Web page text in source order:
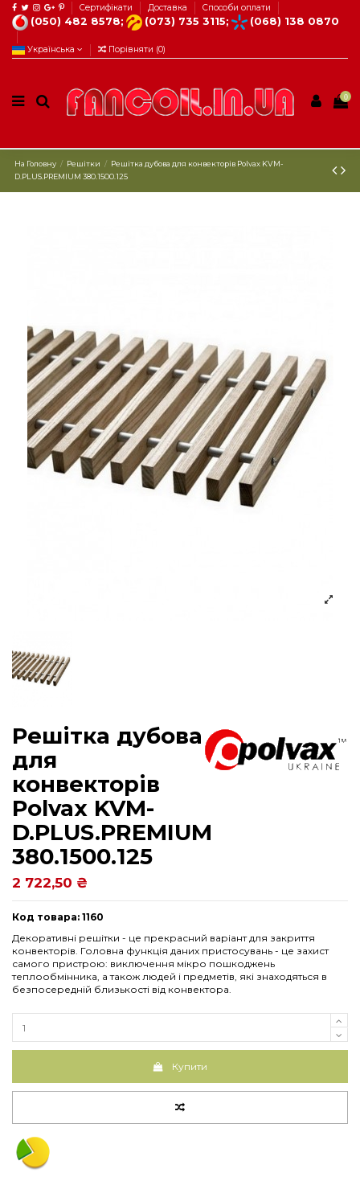
Сертифікати Доставка Способи оплати
(050) 482 8578; (073) 735 3115; (068) 138 0870
Українська Порівняти (0)
0
На Головну Решітки
Решітка дубова для конвекторів Рolvax KVM-
D.PLUS.PREMIUM 380.1500.125
Решітка дубова
для
конвекторів
Рolvax KVM-
D.PLUS.PREMIUM
380.1500.125
2 722,50 ₴
Код товара: 1160
Декоративні решітки - це прекрасний варіант для закриття
конвекторів. Головна функція даних пристосувань - це захист
самого пристрою: виключення мікро пошкоджень
теплообмінника, а також людей і предметів, які знаходяться в
безпосередній близькості від конвектора.
Купити